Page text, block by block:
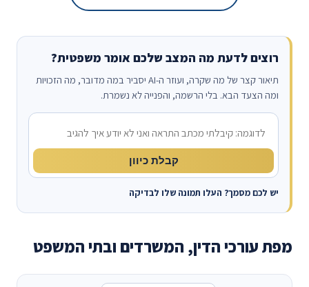
רוצים לדעת מה המצב שלכם אומר משפטית?
תיאור קצר של מה שקרה, ועוזר ה-AI יסביר במה מדובר, מה הזכויות
ומה הצעד הבא. בלי הרשמה, והפנייה לא נשמרת.
מה קרה?
קבלת כיוון
יש לכם מסמך? העלו תמונה שלו לבדיקה
מפת עורכי הדין, המשרדים ובתי המשפט